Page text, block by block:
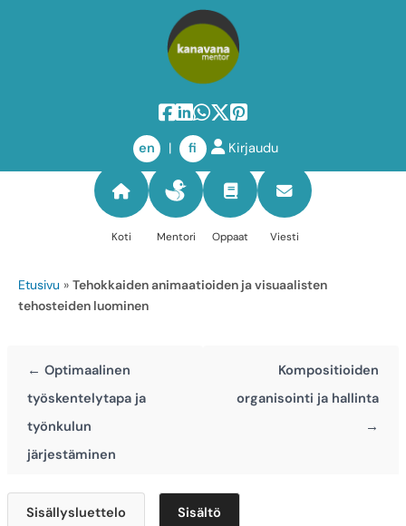
en | fi Kirjaudu
Koti Mentori Oppaat Viesti
Etusivu » Tehokkaiden animaatioiden ja visuaalisten
tehosteiden luominen
← Optimaalinen
työskentelytapa ja
työnkulun
järjestäminen
Kompositioiden
organisointi ja hallinta
→
Sisällysluettelo Sisältö